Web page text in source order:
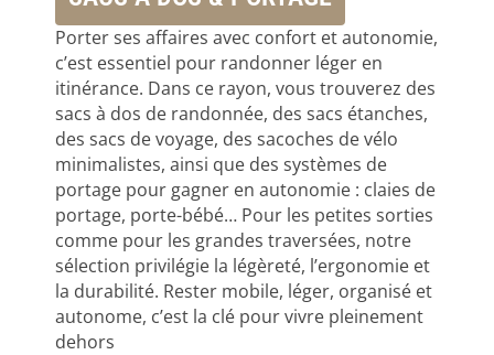
Porter ses affaires avec confort et autonomie,
c’est essentiel pour randonner léger en
itinérance. Dans ce rayon, vous trouverez des
sacs à dos de randonnée, des sacs étanches,
des sacs de voyage, des sacoches de vélo
minimalistes, ainsi que des systèmes de
portage pour gagner en autonomie : claies de
portage, porte-bébé… Pour les petites sorties
comme pour les grandes traversées, notre
sélection privilégie la légèreté, l’ergonomie et
la durabilité. Rester mobile, léger, organisé et
autonome, c’est la clé pour vivre pleinement
dehors